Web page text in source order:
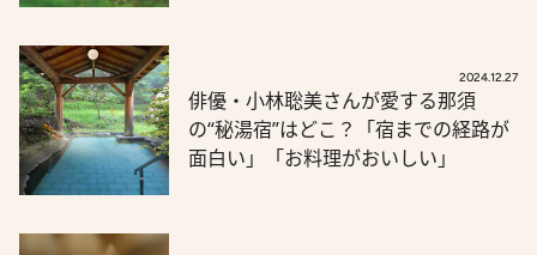
2024.12.27
俳優・小林聡美さんが愛する那須
の“秘湯宿”はどこ？「宿までの経路が
面白い」「お料理がおいしい」